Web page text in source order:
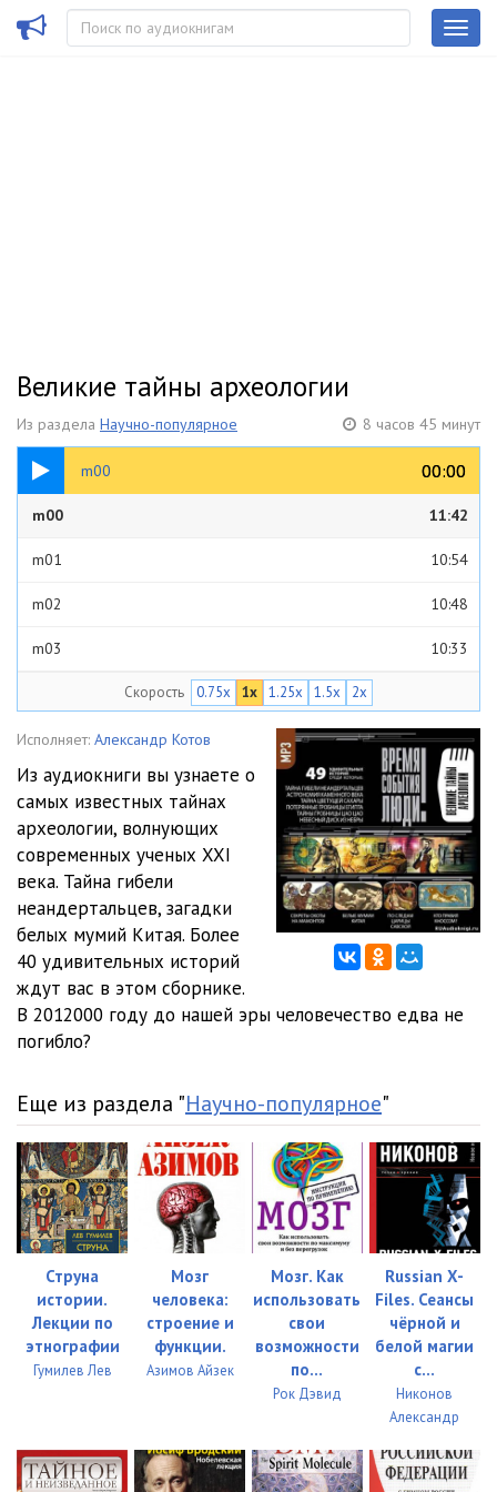
Великие тайны археологии
Из раздела Научно-популярное 8 часов 45 минут
m00 00:00
00:00
11:42
m00 11:42
m01 10:54
m02 10:48
m03 10:33
m05 11:10
m06 09:51
m07 11:19
m08 11:07
m09 10:44
m10
m11
m12
m15 10:36
m16 10:25
m17 10:18
m18 11:09
m19 10:58
10:21
m21 10:30
Скорость 0.75x 1x 1.25x 1.5x 2x
Исполняет: Александр Котов
Из аудиокниги вы узнаете о
самых известных тайнах
археологии, волнующих
современных ученых XXI
века. Тайна гибели
неандертальцев, загадки
белых мумий Китая. Более
40 удивительных историй
ждут вас в этом сборнике.
В 2012000 году до нашей эры человечество едва не
погибло?
Еще из раздела "Научно-популярное"
Струна
истории.
Лекции по
этнографии
Гумилев Лев
Мозг
человека:
строение и
функции.
Азимов Айзек
Мозг. Как
использовать
свои
возможности
по...
Рок Дэвид
Russian X-
Files. Сеансы
чёрной и
белой магии
с...
Никонов
Александр